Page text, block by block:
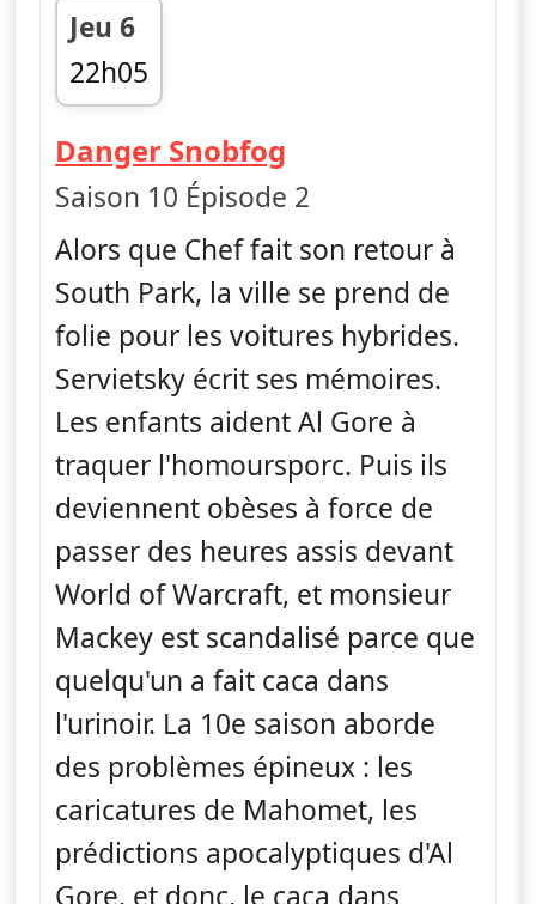
Jeu 6
22h05
fin 22h25
Danger Snobfog
Saison 10 Épisode 2
Alors que Chef fait son retour à
South Park, la ville se prend de
folie pour les voitures hybrides.
Servietsky écrit ses mémoires.
Les enfants aident Al Gore à
traquer l'homoursporc. Puis ils
deviennent obèses à force de
passer des heures assis devant
World of Warcraft, et monsieur
Mackey est scandalisé parce que
quelqu'un a fait caca dans
l'urinoir. La 10e saison aborde
des problèmes épineux : les
caricatures de Mahomet, les
prédictions apocalyptiques d'Al
Gore, et donc, le caca dans